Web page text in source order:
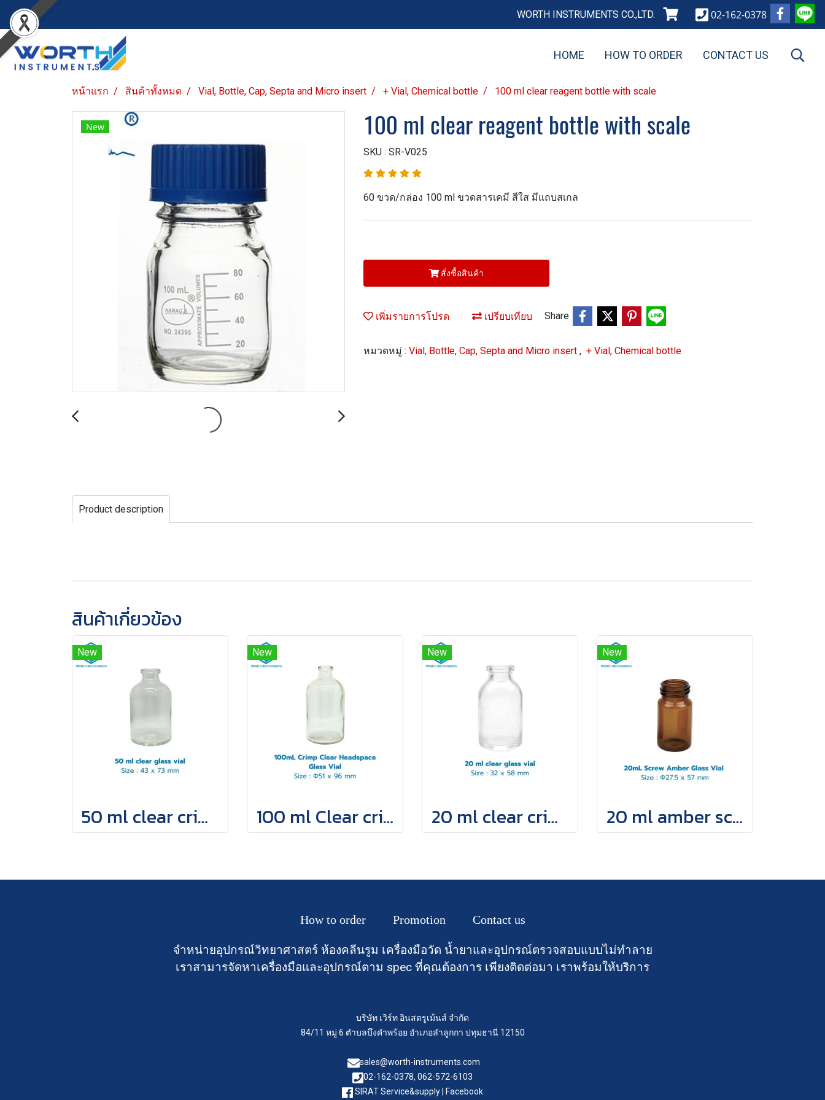
WORTH INSTRUMENTS CO.,LTD. 02-162-0378
HOME HOW TO ORDER CONTACT US
หน้าแรก สินค้าทั้งหมด Vial, Bottle, Cap, Septa and Micro insert + Vial, Chemical bottle 100 ml clear reagent bottle with scale
New 100 ml clear reagent bottle with scale
SKU : SR-V025
60 ขวด/กล่อง 100 ml ขวดสารเคมี สีใส มีแถบสเกล
สั่งซื้อสินค้า
เพิ่มรายการโปรด เปรียบเทียบ Share
หมวดหมู่ : Vial, Bottle, Cap, Septa and Micro insert , + Vial, Chemical bottle
Product description
สินค้าเกี่ยวข้อง
New
50 ml clear crimp top vial
New
100 ml Clear crimp bottle
New
20 ml clear crimp top vial
New
20 ml amber screw top vial
How to order Promotion Contact us
จำหน่ายอุปกรณ์วิทยาศาสตร์ ห้องคลีนรูม เครื่องมือวัด น้ำยาและอุปกรณ์ตรวจสอบแบบไม่ทำลาย
เราสามารจัดหาเครื่องมือและอุปกรณ์ตาม spec ที่คุณต้องการ เพียงติดต่อมา เราพร้อมให้บริการ
บริษัท เวิร์ท อินสตรูเม้นส์ จำกัด
84/11 หมู่ 6 ตำบลบึงคำพร้อย อำเภอลำลูกกา ปทุมธานี 12150
sales@worth-instruments.com
02-162-0378, 062-572-6103
SIRAT Service&supply | Facebook